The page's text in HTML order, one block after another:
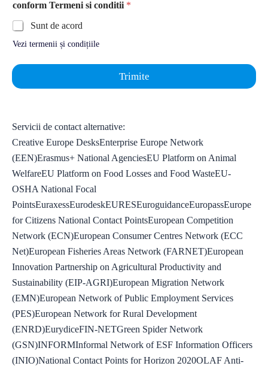
conform Termeni si conditii *
Sunt de acord
Vezi termenii și condițiile
Trimite
Servicii de contact alternative:
Creative Europe DesksEnterprise Europe Network
(EEN)Erasmus+ National AgenciesEU Platform on Animal
WelfareEU Platform on Food Losses and Food WasteEU-
OSHA National Focal
PointsEuraxessEurodeskEURESEuroguidanceEuropassEurope
for Citizens National Contact PointsEuropean Competition
Network (ECN)European Consumer Centres Network (ECC
Net)European Fisheries Areas Network (FARNET)European
Innovation Partnership on Agricultural Productivity and
Sustainability (EIP-AGRI)European Migration Network
(EMN)European Network of Public Employment Services
(PES)European Network for Rural Development
(ENRD)EurydiceFIN-NETGreen Spider Network
(GSN)INFORMInformal Network of ESF Information Officers
(INIO)National Contact Points for Horizon 2020OLAF Anti-